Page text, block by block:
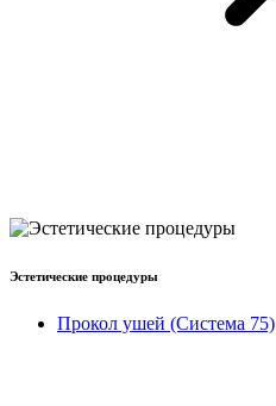
Эстетические процедуры
Прокол ушей (Система 75)